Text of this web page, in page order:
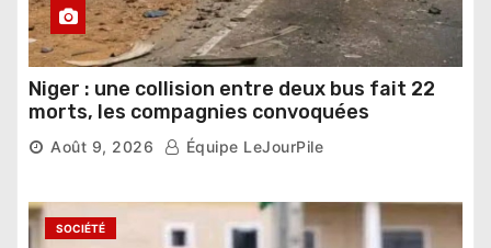
Niger : une collision entre deux bus fait 22
morts, les compagnies convoquées
Août 9, 2026 Équipe LeJourPile
SOCIÉTÉ